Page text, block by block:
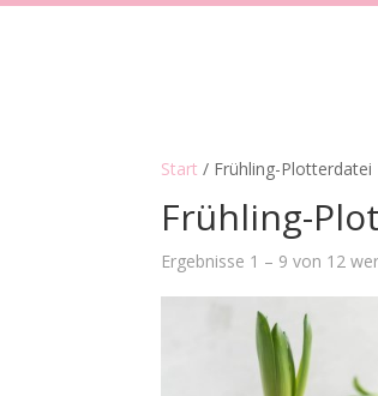
Start / Frühling-Plotterdatei
Frühling-
Ergebnisse 1 – 9 von 12